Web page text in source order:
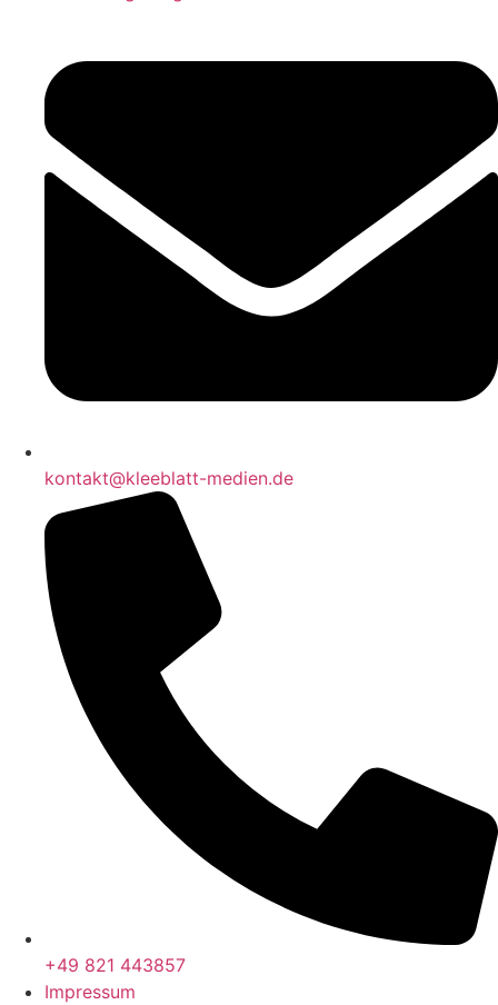
kontakt@kleeblatt-medien.de
+49 821 443857
Impressum